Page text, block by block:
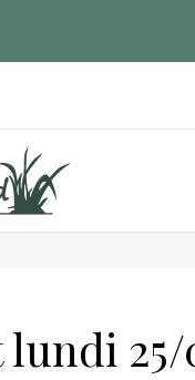
25/